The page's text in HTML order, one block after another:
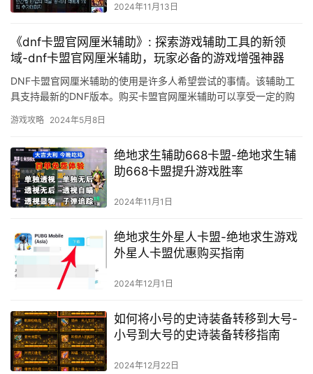
2024年11月13日
《dnf卡盟官网厘米辅助》: 探索游戏辅助工具的新领
域-dnf卡盟官网厘米辅助，玩家必备的游戏增强神器
DNF卡盟官网厘米辅助的使用是许多人希望尝试的事情。该辅助工
具支持最新的DNF版本。购买卡盟官网厘米辅助可以享受一定的购
游戏攻略 2024年5月8日
绝地求生辅助668卡盟-绝地求生辅
助668卡盟提升游戏胜率
2024年11月1日
绝地求生外星人卡盟-绝地求生游戏
外星人卡盟优惠购买指南
2024年12月1日
如何将小号的史诗装备转移到大号-
小号到大号的史诗装备转移指南
2024年12月22日